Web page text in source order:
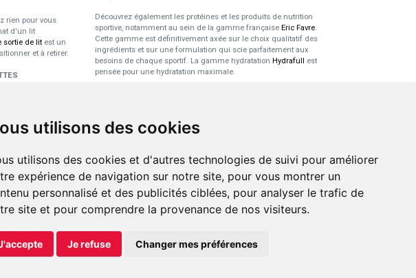
utilisons des cookies
utilisons des cookies et d'autres technologies de suivi pour améliorer
expérience de navigation sur notre site, pour vous montrer un
personnalisé et des publicités ciblées, pour analyser le trafic de
site et pour comprendre la provenance de nos visiteurs.
Je refuse Changer mes préférences
rien pour vous
d'un lit
sortie de lit est un
et à retirer.
le bain, utilisez la
pour vous
médical
de pouvoir se
et l'apport
d'oxygène
Découvrez également les protéines et les produits de nutrition
sportive, notamment au sein de la gamme française Eric Favre.
Cette gamme est définitivement axée sur le choix qualitatif des
ingrédients et sur une formulation qui scie parfaitement aux
besoins de chaque sportif. La gamme hydratation Hydrafull est
pensée pour une hydratation maximale.
probiotiques
nous sommes spécialisés dans ce domaine pour sélectionner les
produits de qualité et pour pouvoir vous conseiller de façon
pertinente.